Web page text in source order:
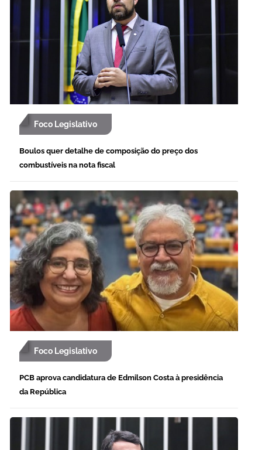
Foco Legislativo
Boulos quer detalhe de composição do preço dos
combustíveis na nota fiscal
Foco Legislativo
PCB aprova candidatura de Edmilson Costa à presidência
da República